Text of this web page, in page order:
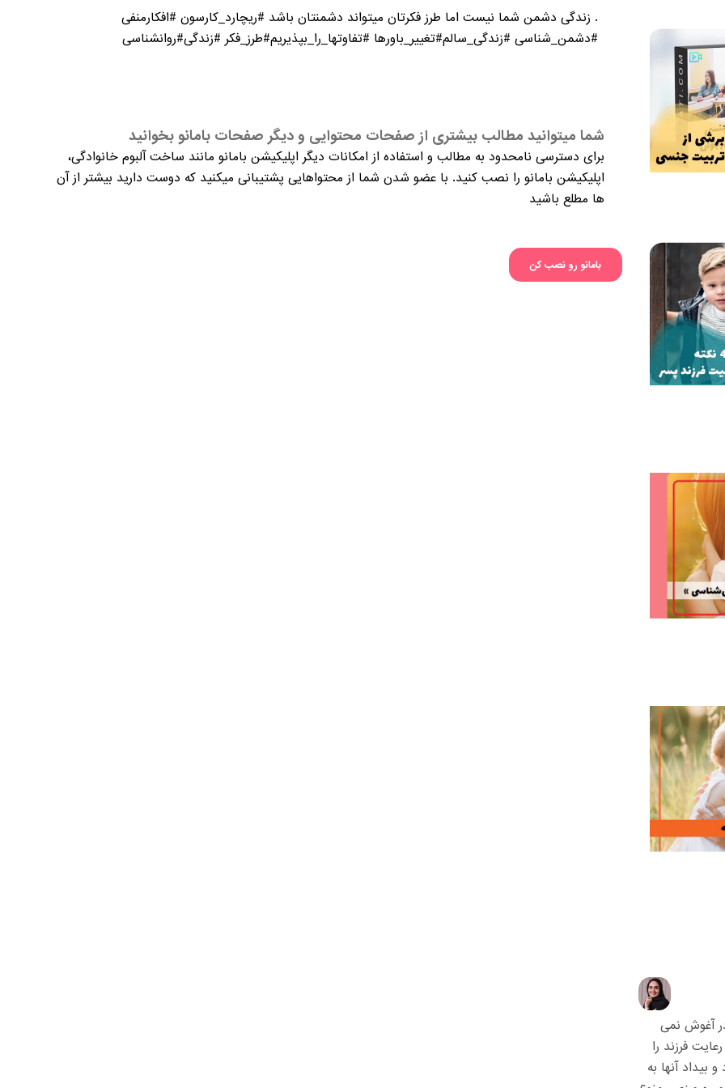
. پدرها و مادرها مقابل فرزندانشان همدیگر را نوازش نمی کنند و در آغوش نمی
فرزند را
بیداد آنها به
. زندگی دشمن شما نیست اما طرز فکرتان میتواند دشمنتان باشد #ریچارد_کارسون #افکارمنفی
#دشمن_شناسی #زندگی_سالم#تغییر_باورها #تفاوتها_را_بپذیریم#طرز_فکر #زندگی#روانشناسی
شما میتوانید مطالب بیشتری از صفحات محتوایی و دیگر صفحات بامانو بخوانید
برای دسترسی نامحدود به مطالب و استفاده از امکانات دیگر اپلیکیشن بامانو مانند ساخت آلبوم خانوادگی،
اپلیکیشن بامانو را نصب کنید. با عضو شدن شما از محتواهایی پشتیبانی میکنید که دوست دارید بیشتر از آن
ها مطلع باشید
بامانو رو نصب کن